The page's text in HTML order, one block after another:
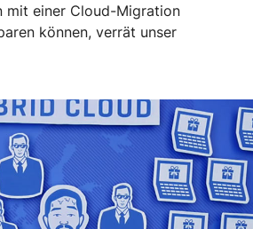
mit einer Cloud-Migration
können, verrät unser